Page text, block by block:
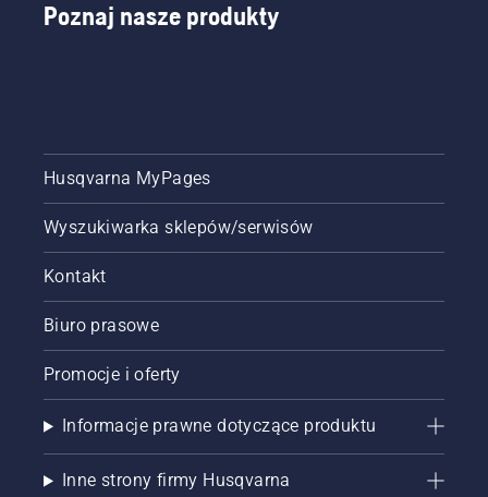
Poznaj nasze produkty
Husqvarna MyPages
Wyszukiwarka sklepów/serwisów
Kontakt
Biuro prasowe
Promocje i oferty
Informacje prawne dotyczące produktu
Inne strony firmy Husqvarna